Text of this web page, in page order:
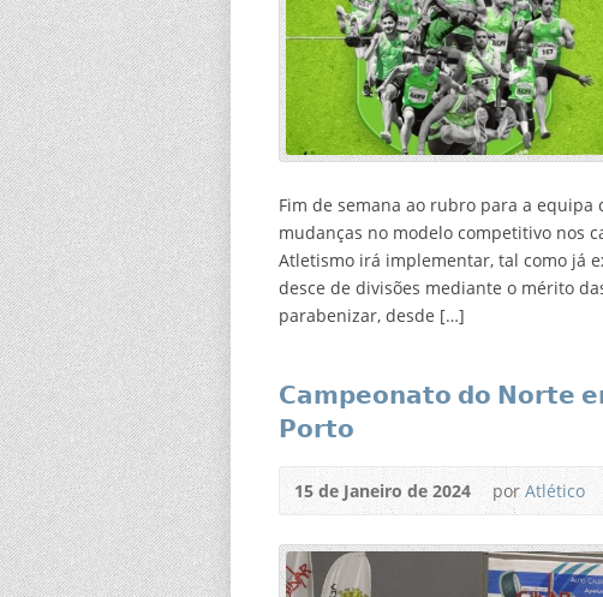
Fim de semana ao rubro para a equipa
mudanças no modelo competitivo nos
Atletismo irá implementar, tal como já
desce de divisões mediante o mérito
parabenizar, desde […]
𝗖𝗮𝗺𝗽𝗲𝗼𝗻𝗮𝘁𝗼 𝗱𝗼 𝗡𝗼𝗿𝘁𝗲
𝗣𝗼𝗿𝘁𝗼
15 de Janeiro de 2024 porAtlético